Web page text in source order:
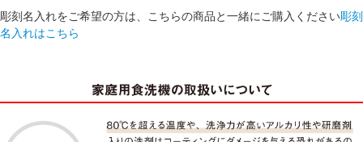
彫刻名入れをご希望の方は、こちらの商品と一緒にご購入ください彫刻
名入れはこちら